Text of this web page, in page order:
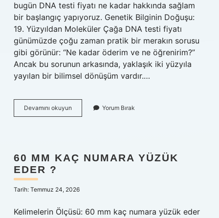
bugün DNA testi fiyatı ne kadar hakkında sağlam
bir başlangıç yapıyoruz. Genetik Bilginin Doğuşu:
19. Yüzyıldan Moleküler Çağa DNA testi fiyatı
günümüzde çoğu zaman pratik bir merakın sorusu
gibi görünür: “Ne kadar öderim ve ne öğrenirim?”
Ancak bu sorunun arkasında, yaklaşık iki yüzyıla
yayılan bir bilimsel dönüşüm vardır.…
Devamını okuyun
testi
Yorum Bırak
60 MM KAÇ NUMARA YÜZÜK
EDER ?
Tarih: Temmuz 24, 2026
Kelimelerin Ölçüsü: 60 mm kaç numara yüzük eder